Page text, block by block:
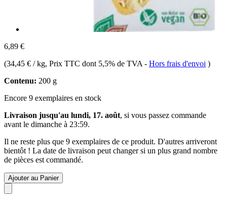
6,89 €
(34,45 € / kg, Prix TTC dont 5,5% de TVA - Hors frais d'envoi )
Contenu: 200 g
Encore 9 exemplaires en stock
Livraison jusqu'au lundi, 17. août, si vous passez commande
avant le dimanche à 23:59.
Il ne reste plus que 9 exemplaires de ce produit. D'autres arriveront
bientôt ! La date de livraison peut changer si un plus grand nombre
de pièces est commandé.
Ajouter au Panier